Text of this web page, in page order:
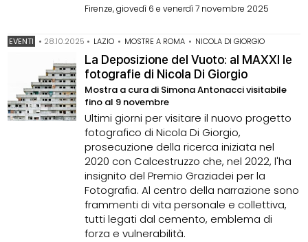
Firenze, giovedì 6 e venerdì 7 novembre 2025
EVENTI • 28.10.2025 • LAZIO • MOSTRE A ROMA • NICOLA DI GIORGIO
La Deposizione del Vuoto: al MAXXI le
fotografie di Nicola Di Giorgio
Mostra a cura di Simona Antonacci visitabile
fino al 9 novembre
Ultimi giorni per visitare il nuovo progetto
fotografico di Nicola Di Giorgio,
prosecuzione della ricerca iniziata nel
2020 con Calcestruzzo che, nel 2022, l'ha
insignito del Premio Graziadei per la
Fotografia. Al centro della narrazione sono
frammenti di vita personale e collettiva,
tutti legati dal cemento, emblema di
forza e vulnerabilità.